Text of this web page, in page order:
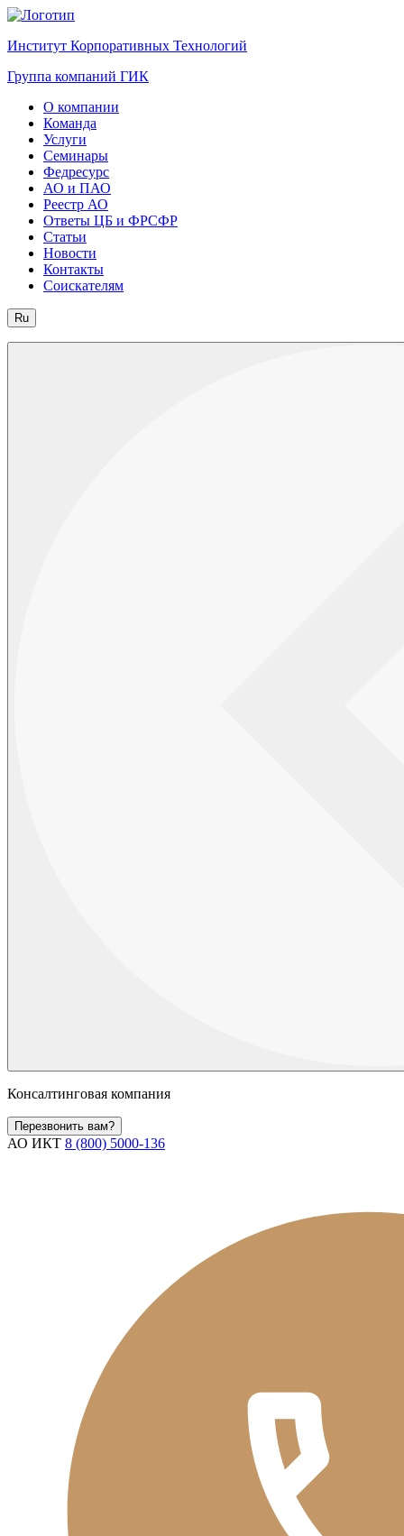
Институт Корпоративных Технологий
Группа компаний ГИК
О компании
Команда
Услуги
Семинары
Федресурс
АО и ПАО
Реестр АО
Ответы ЦБ и ФРСФР
Статьи
Новости
Контакты
Соискателям
Ru
Консалтинговая компания
Перезвонить вам?
АО ИКТ 8 (800) 5000-136